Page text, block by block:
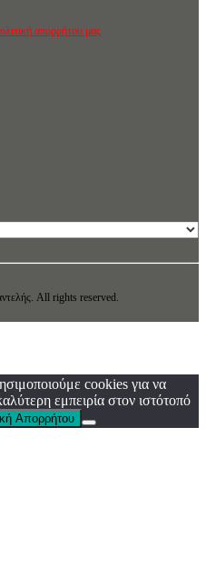
απορρήτου μας
All rights reserved.
cookies για να
εμπειρία στον ιστότοπό
Απορρήτου